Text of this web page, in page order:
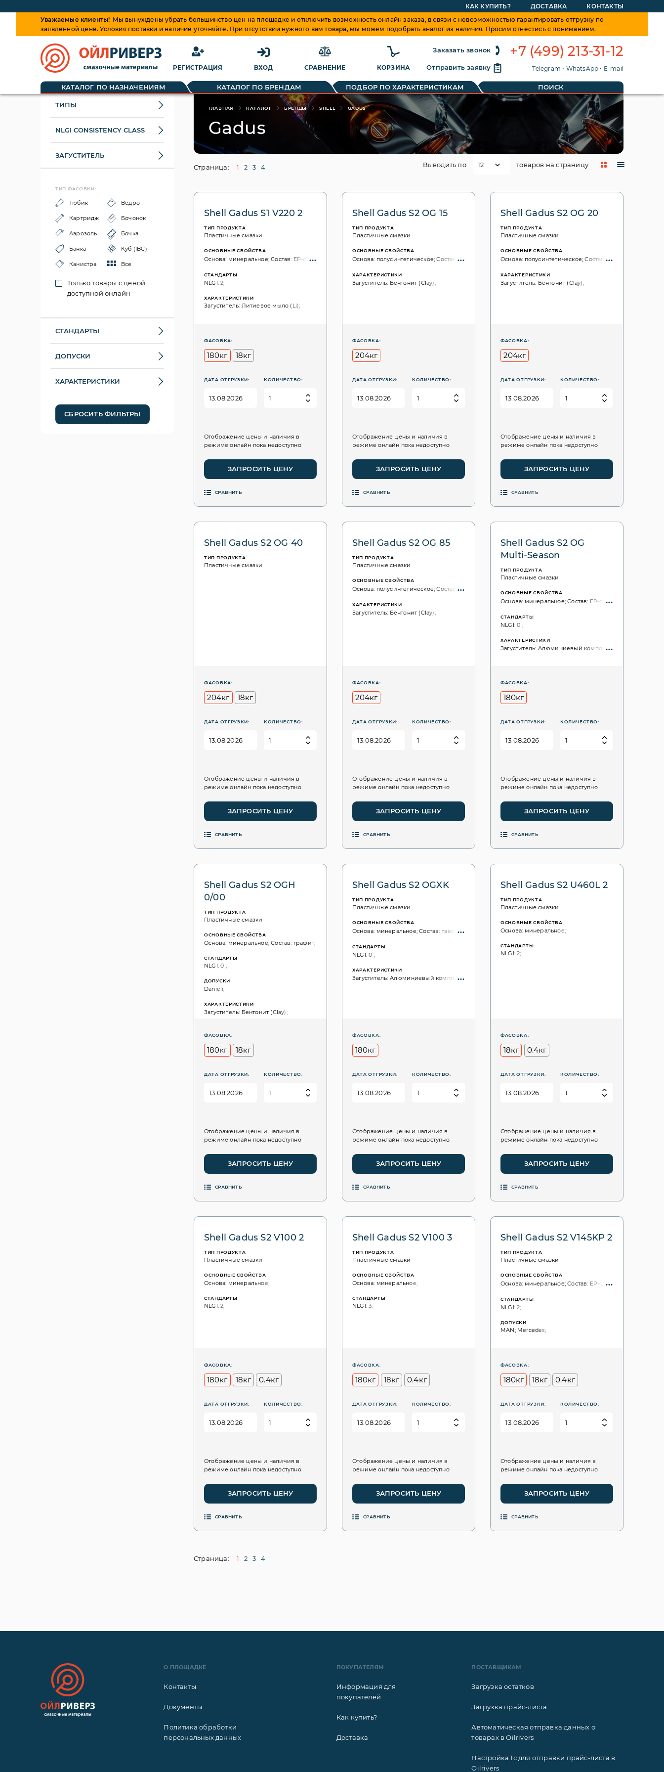
КАК КУПИТЬ? ДОСТАВКА
КОНТАКТЫ
Уважаемые клиенты! Мы вынуждены убрать большинство цен на площадке и отключить возможность онлайн заказа, в связи с невозможностью гарантировать отгрузку по
заявленной цене. Условия поставки и наличие уточняйте. При отсутствии нужного вам товара, мы можем подобрать аналог из наличия. Просим отнестись с пониманием.
РЕГИСТРАЦИЯ ВХОД СРАВНЕНИЕ КОРЗИНА
Заказать звонок
Отправить заявку
+7 (499) 213-31-12
Telegram • WhatsApp • E-mail
ПОИСК
ПОДБОР ПО ХАРАКТЕРИСТИКАМ
КАТАЛОГ ПО БРЕНДАМ
КАТАЛОГ ПО НАЗНАЧЕНИЯМ
ТИПЫ
NLGI CONSISTENCY CLASS
ЗАГУСТИТЕЛЬ
ТИП ФАСОВКИ:
Тюбик Ведро
Картридж Бочонок
Аэрозоль Бочка
Банка Куб (IBC)
Канистра Все
Только товары с ценой,
доступной онлайн
СТАНДАРТЫ
ДОПУСКИ
ХАРАКТЕРИСТИКИ
СБРОСИТЬ ФИЛЬТРЫ
ГЛАВНАЯ КАТАЛОГ БРЕНДЫ SHELL GADUS
Gadus
Страница: 1 2 3 4 Выводить по товаров на страницу
Shell Gadus S1 V220 2
ТИП ПРОДУКТА
Пластичные смазки
ОСНОВНЫЕ СВОЙСТВА
Основа: минеральное; Состав: EP-свойства;
СТАНДАРТЫ
NLGI: 2;
ХАРАКТЕРИСТИКИ
Загуститель: Литиевое мыло (Li);
ФАСОВКА:
180кг 18кг
ДАТА ОТГРУЗКИ: КОЛИЧЕСТВО:
Отображение цены и наличия в
режиме онлайн пока недоступно
ЗАПРОСИТЬ ЦЕНУ
СРАВНИТЬ
Shell Gadus S2 OG 15
ТИП ПРОДУКТА
Пластичные смазки
ОСНОВНЫЕ СВОЙСТВА
Основа: полусинтетическое; Состав: EP-свойства; дисульфид молибдена (MoS₂);
ХАРАКТЕРИСТИКИ
Загуститель: Бентонит (Сlay);
ФАСОВКА:
204кг
ДАТА ОТГРУЗКИ: КОЛИЧЕСТВО:
Отображение цены и наличия в
режиме онлайн пока недоступно
ЗАПРОСИТЬ ЦЕНУ
СРАВНИТЬ
Shell Gadus S2 OG 20
ТИП ПРОДУКТА
Пластичные смазки
ОСНОВНЫЕ СВОЙСТВА
Основа: полусинтетическое; Состав: EP-свойства;
ХАРАКТЕРИСТИКИ
Загуститель: Бентонит (Сlay);
ФАСОВКА:
204кг
ДАТА ОТГРУЗКИ: КОЛИЧЕСТВО:
Отображение цены и наличия в
режиме онлайн пока недоступно
ЗАПРОСИТЬ ЦЕНУ
СРАВНИТЬ
Shell Gadus S2 OG 40
ТИП ПРОДУКТА
Пластичные смазки
ФАСОВКА:
204кг 18кг
ДАТА ОТГРУЗКИ: КОЛИЧЕСТВО:
Отображение цены и наличия в
режиме онлайн пока недоступно
ЗАПРОСИТЬ ЦЕНУ
СРАВНИТЬ
Shell Gadus S2 OG 85
ТИП ПРОДУКТА
Пластичные смазки
ОСНОВНЫЕ СВОЙСТВА
Основа: полусинтетическое; Состав: EP-свойства; дисульфид молибдена (MoS₂);
ХАРАКТЕРИСТИКИ
Загуститель: Бентонит (Сlay);
ФАСОВКА:
204кг
ДАТА ОТГРУЗКИ: КОЛИЧЕСТВО:
Отображение цены и наличия в
режиме онлайн пока недоступно
ЗАПРОСИТЬ ЦЕНУ
СРАВНИТЬ
Shell Gadus S2 OG
Multi-Season
ТИП ПРОДУКТА
Пластичные смазки
ОСНОВНЫЕ СВОЙСТВА
Основа: минеральное; Состав: EP-свойства;
СТАНДАРТЫ
NLGI: 0 ;
ХАРАКТЕРИСТИКИ
Загуститель: Алюминиевый комплекс (Al cplx);
ФАСОВКА:
180кг
ДАТА ОТГРУЗКИ: КОЛИЧЕСТВО:
Отображение цены и наличия в
режиме онлайн пока недоступно
ЗАПРОСИТЬ ЦЕНУ
СРАВНИТЬ
Shell Gadus S2 OGH
0/00
ТИП ПРОДУКТА
Пластичные смазки
ОСНОВНЫЕ СВОЙСТВА
Основа: минеральное; Состав: графит;
СТАНДАРТЫ
NLGI: 0 ;
ДОПУСКИ
Danieli;
ХАРАКТЕРИСТИКИ
Загуститель: Бентонит (Сlay);
ФАСОВКА:
180кг 18кг
ДАТА ОТГРУЗКИ: КОЛИЧЕСТВО:
Отображение цены и наличия в
режиме онлайн пока недоступно
ЗАПРОСИТЬ ЦЕНУ
СРАВНИТЬ
Shell Gadus S2 OGXK
ТИП ПРОДУКТА
Пластичные смазки
ОСНОВНЫЕ СВОЙСТВА
Основа: минеральное; Состав: твёрдые смазочные вещества;
СТАНДАРТЫ
NLGI: 0 ;
ХАРАКТЕРИСТИКИ
Загуститель: Алюминиевый комплекс (Al cplx);
ФАСОВКА:
180кг
ДАТА ОТГРУЗКИ: КОЛИЧЕСТВО:
Отображение цены и наличия в
режиме онлайн пока недоступно
ЗАПРОСИТЬ ЦЕНУ
СРАВНИТЬ
Shell Gadus S2 U460L 2
ТИП ПРОДУКТА
Пластичные смазки
ОСНОВНЫЕ СВОЙСТВА
Основа: минеральное;
СТАНДАРТЫ
NLGI: 2;
ФАСОВКА:
18кг 0.4кг
ДАТА ОТГРУЗКИ: КОЛИЧЕСТВО:
Отображение цены и наличия в
режиме онлайн пока недоступно
ЗАПРОСИТЬ ЦЕНУ
СРАВНИТЬ
Shell Gadus S2 V100 2
ТИП ПРОДУКТА
Пластичные смазки
ОСНОВНЫЕ СВОЙСТВА
Основа: минеральное;
СТАНДАРТЫ
NLGI: 2;
ФАСОВКА:
180кг 18кг 0.4кг
ДАТА ОТГРУЗКИ: КОЛИЧЕСТВО:
Отображение цены и наличия в
режиме онлайн пока недоступно
ЗАПРОСИТЬ ЦЕНУ
СРАВНИТЬ
Shell Gadus S2 V100 3
ТИП ПРОДУКТА
Пластичные смазки
ОСНОВНЫЕ СВОЙСТВА
Основа: минеральное;
СТАНДАРТЫ
NLGI: 3;
ФАСОВКА:
180кг 18кг 0.4кг
ДАТА ОТГРУЗКИ: КОЛИЧЕСТВО:
Отображение цены и наличия в
режиме онлайн пока недоступно
ЗАПРОСИТЬ ЦЕНУ
СРАВНИТЬ
Shell Gadus S2 V145KP 2
ТИП ПРОДУКТА
Пластичные смазки
ОСНОВНЫЕ СВОЙСТВА
Основа: минеральное; Состав: EP-свойства;
СТАНДАРТЫ
NLGI: 2;
ДОПУСКИ
MAN; Mercedes;
ФАСОВКА:
180кг 18кг 0.4кг
ДАТА ОТГРУЗКИ: КОЛИЧЕСТВО:
Отображение цены и наличия в
режиме онлайн пока недоступно
ЗАПРОСИТЬ ЦЕНУ
СРАВНИТЬ
Страница: 1 2 3 4
О ПЛОЩАДКЕ
Контакты
Документы
Политика обработки
персональных данных
ПОКУПАТЕЛЯМ
Информация для
покупателей
Как купить?
Доставка
ПОСТАВЩИКАМ
Загрузка остатков
Загрузка прайс-листа
Автоматическая отправка данных о
товарах в Oilrivers
Настройка 1с для отправки прайс-листа в
Oilrivers